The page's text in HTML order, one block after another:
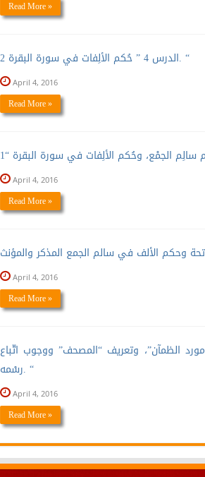
Read More »
الدرس 4 ” حُكم الألِفات في سورة البقرة 2. “
April 4, 2016
Read More »
April 4, 2016
Read More »
April 4, 2016
Read More »
“مورد الظمآن”، وتعريف “المصحف” ووجوب اتّباع
رسْمه. “
April 4, 2016
Read More »